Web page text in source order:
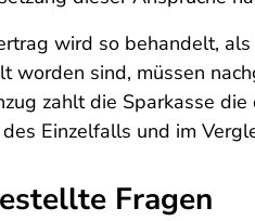
wird so behandelt,
worden sind, müssen
zahlt die Sparkasse
Einzelfalls und im
Fragen